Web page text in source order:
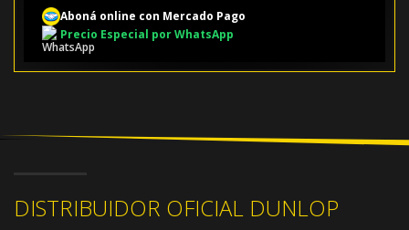
Aboná online con Mercado Pago
Precio Especial por WhatsApp
DISTRIBUIDOR OFICIAL DUNLOP